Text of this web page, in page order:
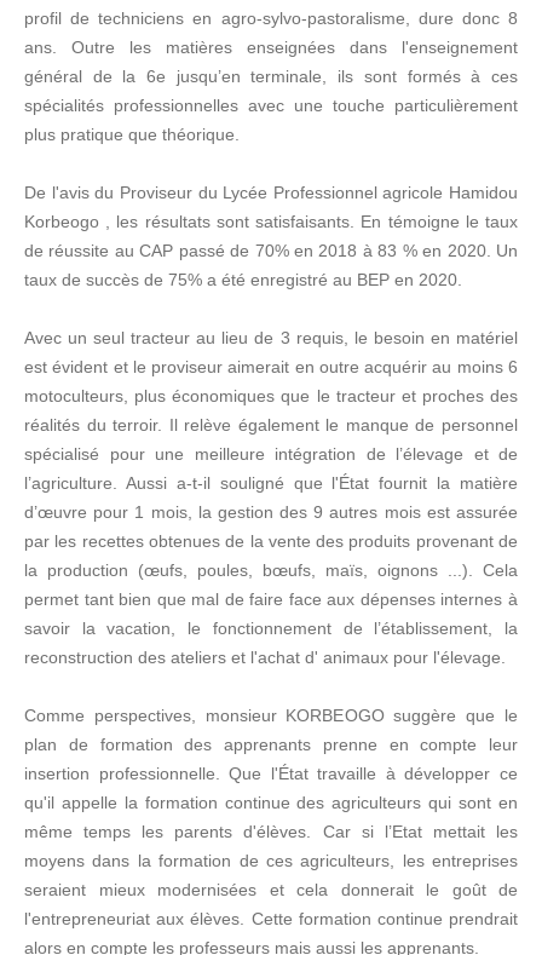
profil de techniciens en agro-sylvo-pastoralisme, dure donc 8
ans. Outre les matières enseignées dans l'enseignement
général de la 6e jusqu’en terminale, ils sont formés à ces
spécialités professionnelles avec une touche particulièrement
plus pratique que théorique.
De l'avis du Proviseur du Lycée Professionnel agricole Hamidou
Korbeogo , les résultats sont satisfaisants. En témoigne le taux
de réussite au CAP passé de 70% en 2018 à 83 % en 2020. Un
taux de succès de 75% a été enregistré au BEP en 2020.
Avec un seul tracteur au lieu de 3 requis, le besoin en matériel
est évident et le proviseur aimerait en outre acquérir au moins 6
motoculteurs, plus économiques que le tracteur et proches des
réalités du terroir. Il relève également le manque de personnel
spécialisé pour une meilleure intégration de l’élevage et de
l’agriculture. Aussi a-t-il souligné que l'État fournit la matière
d’œuvre pour 1 mois, la gestion des 9 autres mois est assurée
par les recettes obtenues de la vente des produits provenant de
la production (œufs, poules, bœufs, maïs, oignons ...). Cela
permet tant bien que mal de faire face aux dépenses internes à
savoir la vacation, le fonctionnement de l’établissement, la
reconstruction des ateliers et l'achat d' animaux pour l'élevage.
Comme perspectives, monsieur KORBEOGO suggère que le
plan de formation des apprenants prenne en compte leur
insertion professionnelle. Que l'État travaille à développer ce
qu'il appelle la formation continue des agriculteurs qui sont en
même temps les parents d'élèves. Car si l’Etat mettait les
moyens dans la formation de ces agriculteurs, les entreprises
seraient mieux modernisées et cela donnerait le goût de
l'entrepreneuriat aux élèves. Cette formation continue prendrait
alors en compte les professeurs mais aussi les apprenants.